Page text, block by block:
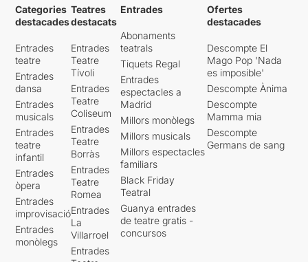
Categories
destacades
Entrades
teatre
Entrades
dansa
Entrades
musicals
Entrades
teatre
infantil
Entrades
òpera
Entrades
improvisació
Entrades
monòlegs
Teatres
destacats
Entrades
Teatre
Tívoli
Entrades
Teatre
Coliseum
Entrades
Teatre
Borràs
Entrades
Teatre
Romea
Entrades
La
Villarroel
Entrades
Entrades
Abonaments
teatrals
Tiquets Regal
Entrades
espectacles a
Madrid
Millors monòlegs
Millors musicals
Millors espectacles
familiars
Black Friday
Teatral
Guanya entrades
de teatre gratis -
concursos
Ofertes
destacades
Descompte El
Mago Pop 'Nada
es imposible'
Descompte Ànima
Descompte
Mamma mia
Descompte
Germans de sang